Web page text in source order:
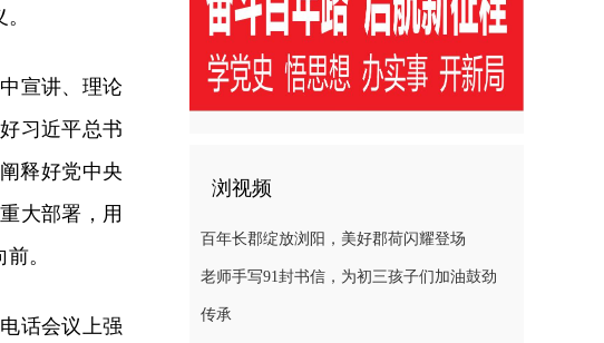
宣讲、理论
习近平总书
释好党中央
大部署，用
。
话会议上强
浏视频
百年长郡绽放浏阳，美好郡荷闪耀登场
老师手写91封书信，为初三孩子们加油鼓劲
传承